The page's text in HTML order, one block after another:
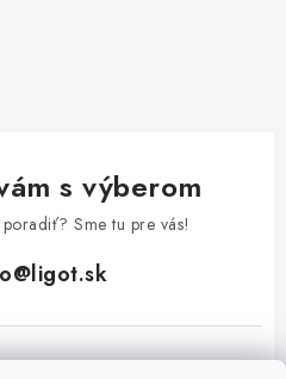
s výberom
Sme tu pre vás!
@ligot.sk